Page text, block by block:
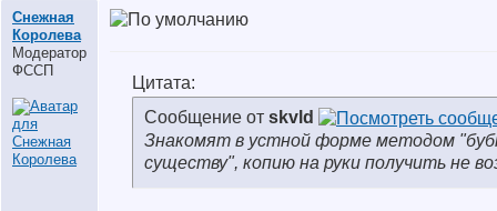
Снежная
Королева
Модератор
ФССП
Цитата:
Сообщение от skvld
Знакомят в устной форме методом
существу", копию на руки получить не